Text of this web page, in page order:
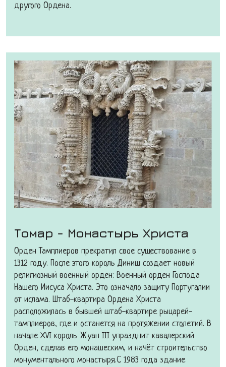
другого Ордена.
Томар - Монастырь Христа
Орден Тамплиеров прекратил свое существование в
1312 году. После этого король Диниш создает новый
религиозный военный орден: Военный орден Господа
Нашего Иисуса Христа. Это означало защиту Португалии
от ислама. Штаб-квартира Ордена Христа
расположилась в бывшей штаб-квартире рыцарей-
тамплиеров, где и останется на протяжении столетий. В
начале XVI король Жуан III упразднит кавалерский
Орден, сделав его монашеским, и начёт строительство
монументального монастыря.С 1983 года здание